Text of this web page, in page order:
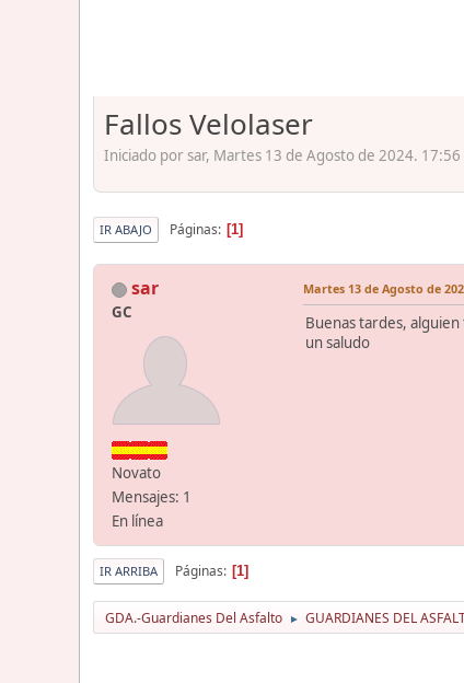
Fallos Velolaser
Iniciado por sar, Martes 13 de Agosto de 2024. 17:56
IR ABAJO Páginas 1
sar
GC
Novato
Mensajes: 1
En línea
Martes 13 de Agosto de
Buenas tardes,
un saludo
IR ARRIBA Páginas 1
GDA.-Guardianes Del Asfalto ► GUARDIANES DEL